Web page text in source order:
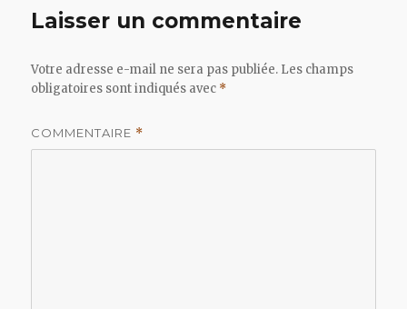
Laisser un commentaire
Votre adresse e-mail ne sera pas publiée. Les champs
obligatoires sont indiqués avec *
COMMENTAIRE *